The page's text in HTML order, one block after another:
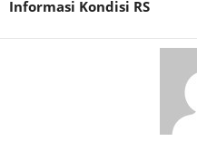
Informasi Kondisi RS